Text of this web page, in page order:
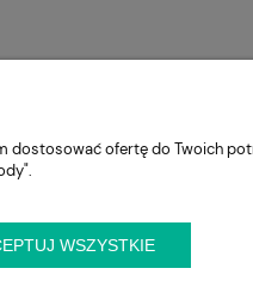
ul. Cynamonowa 2,
krzeslo.com.pl
ofertę do Twoich
WSZYSTKIE